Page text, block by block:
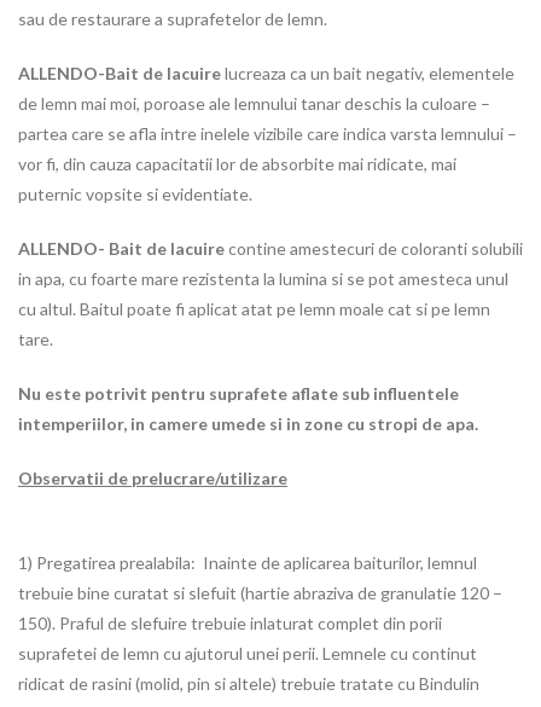
sau de restaurare a suprafetelor de lemn.
ALLENDO-Bait de lacuirelucreaza ca un bait negativ, elementele
de lemn mai moi, poroase ale lemnului tanar deschis la culoare –
partea care se afla intre inelele vizibile care indica varsta lemnului –
vor fi, din cauza capacitatii lor de absorbite mai ridicate, mai
puternic vopsite si evidentiate.
ALLENDO- Bait de lacuirecontine amestecuri de coloranti solubili
in apa, cu foarte mare rezistenta la lumina si se pot amesteca unul
cu altul. Baitul poate fi aplicat atat pe lemn moale cat si pe lemn
tare.
Nu este potrivit pentru suprafete aflate sub influentele
intemperiilor, in camere umede si in zone cu stropi de apa.
Observatii de prelucrare/utilizare
1) Pregatirea prealabila: Inainte de aplicarea baiturilor, lemnul
trebuie bine curatat si slefuit (hartie abraziva de granulatie 120 –
150). Praful de slefuire trebuie inlaturat complet din porii
suprafetei de lemn cu ajutorul unei perii. Lemnele cu continut
ridicat de rasini (molid, pin si altele) trebuie tratate cu Bindulin